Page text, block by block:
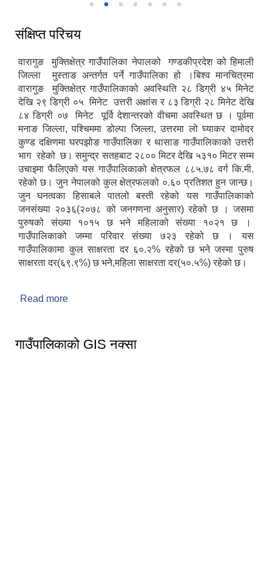
संक्षिप्त परिचय
वारागुङ मुक्तिक्षेत्र गाउँपालिका नेपालको गण्डकीप्रदेश को हिमाली
जिल्ला मुस्ताङ अन्तर्गत पर्ने गाउँपालिका हो ।बिश्व मानचित्रमा
वारागुङ मुक्तिक्षेत्र गाउँपालिकाको अवस्थिति २८ डिग्री ४५ मिनेट
देखि २९ डिग्री ०५ मिनेट उत्तरी अक्षांस र ८३ डिग्री २८ मिनेट देखि
८४ डिग्री ०७ मिनेट पूर्वि देशान्तरको वीचमा अवस्थित छ । पूर्वमा
मनाङ जिल्ला, पश्चिममा डोल्पा जिल्ला, उत्तरमा लो घ्याकर दामोदर
कुण्ड दक्षिणमा घरपझोङ गाउँपालिका र थासाङ गाउँपालिकाको उत्तरी
भाग रहेको छ। समुन्द्र सतहबाट २८०० मिटर देखि ५३१० मिटर सम्म
उचाइमा फैलिएको यस गाउँपालिकाको क्षेत्रफल ८८५.७८ वर्ग कि.मी.
रहेको छ। जुन नेपालको कुल क्षेत्रफलको ०.६० प्रतिशत हुन जान्छ।
जुन घनत्वका हिसाबले पातलो बस्ती रहेको यस गाउँपालिकाको
जनसंख्या २०३६(२०७८ को जनगणना अनुसार) रहेको छ । जसमा
पुरुषको संख्या १०१५ छ भने महिलाको संख्या १०२१ छ ।
गाउँपालिकाको जम्मा परिवार संख्या ७२३ रहेको छ । यस
गाउँपालिकामा कुल साक्षरता दर ६०.२% रहेको छ भने जस्मा पुरुष
साक्षरता दर(६९.९%) छ भने,महिला साक्षरता दर(५०.५%) रहेको छ।
Read more
गाउँपालिकाको GIS नक्सा